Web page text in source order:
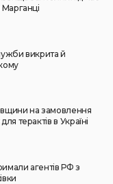
викрита й
на замовлення
терактів в Україні
агентів РФ з